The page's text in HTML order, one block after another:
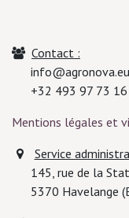
Contact :
+32 493 97 73 16
Mentions légales et
Service
145, rue de la
5370 Havelange